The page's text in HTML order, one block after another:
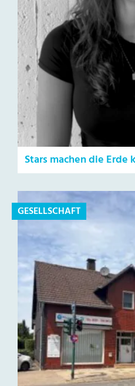
Stars machen die Erde
GESELLSCHAFT